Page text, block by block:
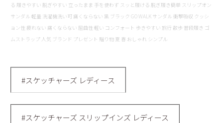
る 履きやすい 脱ぎやすい 立ったまま 手を使わず スッと履ける 脱ぎ履き簡単 スリップオン
サンダル 軽量 洗濯機洗い可 痛くならない 黒 ブラック GO WALK サンダル 衝撃吸収 クッシ
ョン性 疲れない 痛くならない 屈曲性 軽い コンフォート 歩きやすい 旅行 散歩 普段履き ゴ
ムストラップ 人気 ブランド プレゼント 贈り物 夏 春 おしゃれ シンプル
#スケッチャーズ レディース
#スケッチャーズ スリップインズ レディース